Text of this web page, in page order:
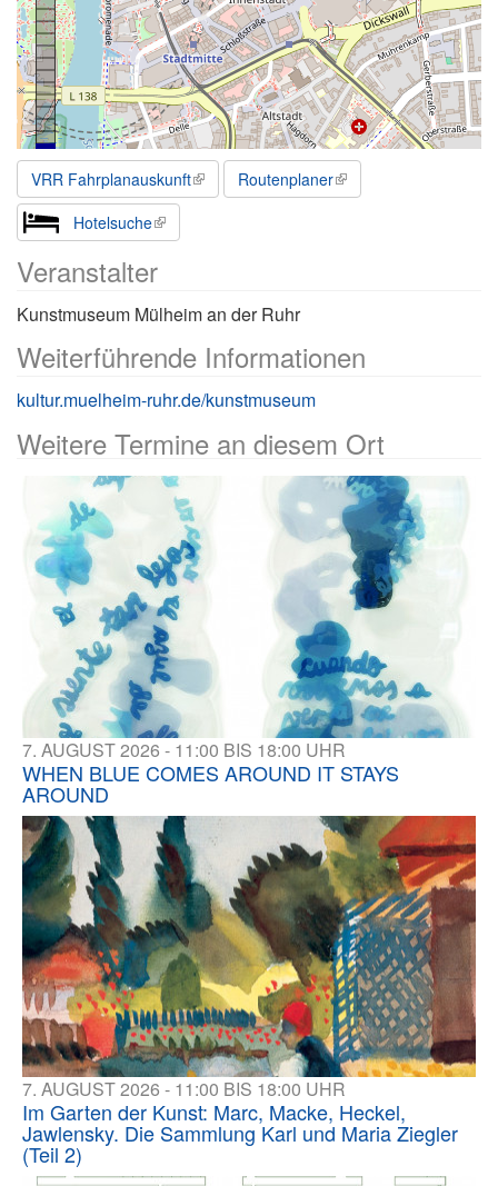
VRR Fahrplanauskunft
Routenplaner
Hotelsuche
Veranstalter
Kunstmuseum Mülheim an der Ruhr
Weiterführende Informationen
kultur.muelheim-ruhr.de/kunstmuseum
Weitere Termine an diesem Ort
7. AUGUST 2026 - 11:00 BIS 18:00 UHR
WHEN BLUE COMES AROUND IT STAYS
AROUND
7. AUGUST 2026 - 11:00 BIS 18:00 UHR
Im Garten der Kunst: Marc, Macke, Heckel,
Jawlensky. Die Sammlung Karl und Maria Ziegler
(Teil 2)